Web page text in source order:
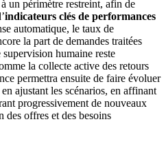
à un périmètre restreint, afin de
indicateurs clés de performances
automatique, le taux de
la part de demandes traitées
humaine reste
la collecte active des retours
permettra ensuite de faire évoluer
ajustant les scénarios, en affinant
progressivement de nouveaux
des offres et des besoins